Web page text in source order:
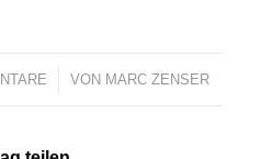
VON MARC ZENSER